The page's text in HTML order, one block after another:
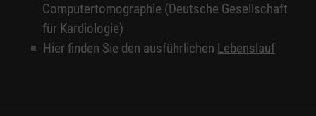
Computertomographie (Deutsche Gesellschaft
für Kardiologie)
Hier finden Sie den ausführlichen Lebenslauf